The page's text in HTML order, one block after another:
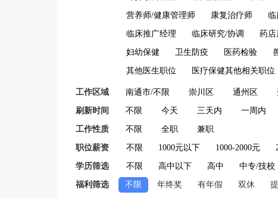
营养师/健康管理师 康复治疗师 临
临床推广经理 临床研究/协调 药店
妇幼保健 卫生防疫 医药检验
其他医生职位 医疗保健其他相关职位
工作区域 南通市/不限 崇川区 通州区
刷新时间 不限 今天 三天内 一周内
工作性质 不限 全职 兼职
职位薪资 不限 1000元以下 1000-2000元
学历筛选 不限 高中以下 高中 中专/技校
福利筛选 不限 年终奖 有年假 双休